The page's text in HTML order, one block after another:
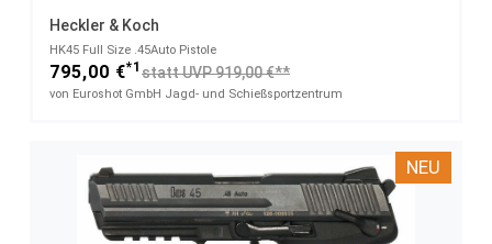
Heckler & Koch
HK45 Full Size​ .45Auto Pistole
795,00 €*1 statt UVP 919,00 €**
von Euroshot GmbH Jagd- und Schießsportzentrum
NEU